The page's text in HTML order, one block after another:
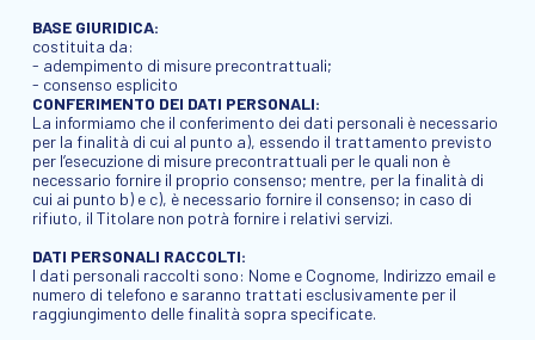
BASE GIURIDICA:
costituita da:
- adempimento di misure precontrattuali;
- consenso esplicito
CONFERIMENTO DEI DATI PERSONALI:
La informiamo che il conferimento dei dati personali è necessario
per la finalità di cui al punto a), essendo il trattamento previsto
per l’esecuzione di misure precontrattuali per le quali non è
necessario fornire il proprio consenso; mentre, per la finalità di
cui ai punto b) e c), è necessario fornire il consenso; in caso di
rifiuto, il Titolare non potrà fornire i relativi servizi.
DATI PERSONALI RACCOLTI:
I dati personali raccolti sono: Nome e Cognome, Indirizzo email e
numero di telefono e saranno trattati esclusivamente per il
raggiungimento delle finalità sopra specificate.